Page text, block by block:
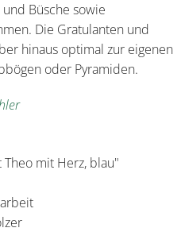
Büsche sowie
Die Gratulanten und
hinaus optimal zur eigenen
oder Pyramiden.
mit Herz, blau"